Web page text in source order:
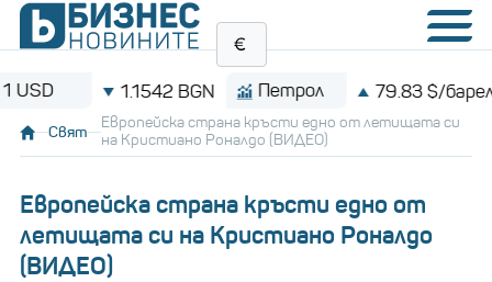
1.1542 BGN Петрол 79.83 $/барел
Свят
Европейска страна кръсти едно от летищата си
на Кристиано Роналдо (ВИДЕО)
Европейска страна кръсти едно от
летищата си на Кристиано Роналдо
(ВИДЕО)